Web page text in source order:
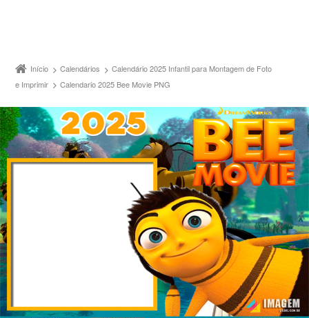
Início Calendários
Calendário 2025 Infantil para Montagem de Foto
e Imprimir
Calendario 2025 Bee Movie PNG